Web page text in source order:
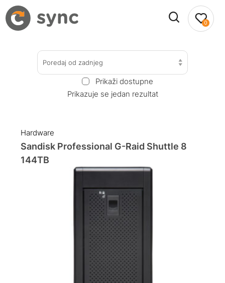
0
Poredaj od zadnjeg
Prikaži dostupne
Prikazuje se jedan rezultat
Hardware
Sandisk Professional G-Raid Shuttle 8
144TB